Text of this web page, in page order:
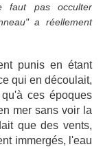
faut pas occulter
a réellement
punis en étant
qui en découlait,
ces époques
mer sans voir la
que des vents,
immergés, l'eau